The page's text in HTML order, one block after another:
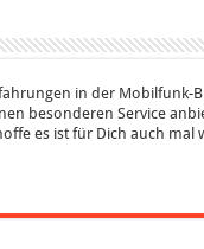
in der Mobilfunk-
besonderen Service
es ist für Dich auch mal